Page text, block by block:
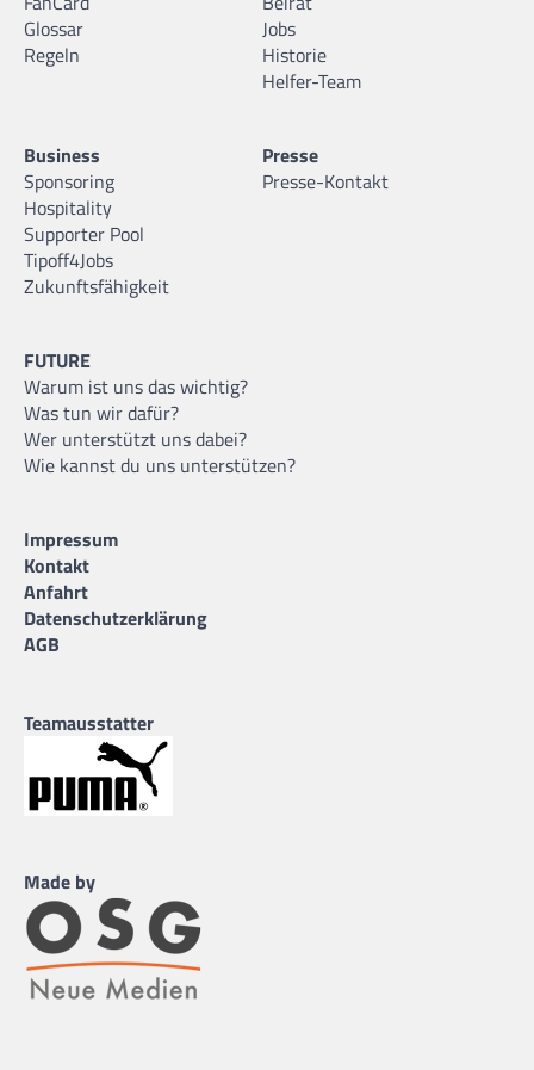
Glossar
Regeln
Jobs
Historie
Helfer-Team
Business
Sponsoring
Hospitality
Supporter Pool
Tipoff4Jobs
Zukunftsfähigkeit
Presse
Presse-Kontakt
FUTURE
Warum ist uns das wichtig?
Was tun wir dafür?
Wer unterstützt uns dabei?
Wie kannst du uns unterstützen?
Impressum
Kontakt
Anfahrt
Datenschutzerklärung
AGB
Teamausstatter
Made by